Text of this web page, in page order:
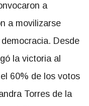
a
a movilizarse
Desde
la victoria al
60% de los votos
Torres de la